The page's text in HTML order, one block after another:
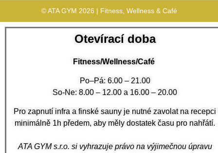
© ATA GYM 2026 | Fitness, Wellness & Café
Otevírací doba
Fitness/Wellness/Café
Po–Pá: 6.00 – 21.00
So-Ne: 8.00 – 12.00 a 16.00 – 20.00
Pro zapnutí infra a finské sauny je nutné zavolat na recepci
minimálně 1h předem, aby měly dostatek času pro nahřátí.
ATA GYM s.r.o. si vyhrazuje právo na výjimečnou úpravu